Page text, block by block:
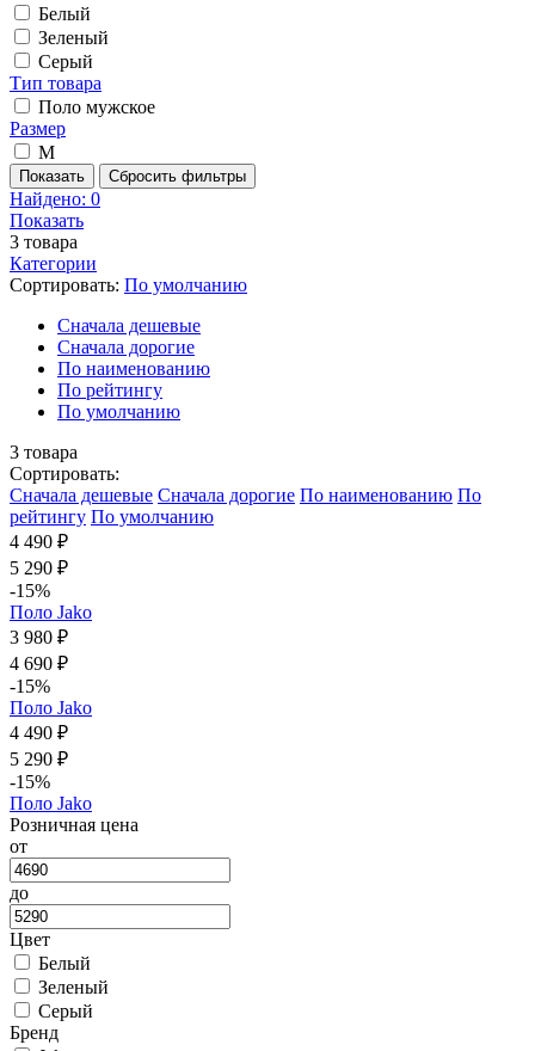
Белый
Зеленый
Серый
Тип товара
Поло мужское
Размер
M
Показать Сбросить фильтры
Найдено: 0
Показать
3 товара
Категории
Сортировать: По умолчанию
Cначала дешевые
Cначала дорогие
По наименованию
По рейтингу
По умолчанию
3 товара
Сортировать:
Cначала дешевые Cначала дорогие По наименованию По
рейтингу По умолчанию
4 490 ₽
5 290 ₽
-15%
Поло Jako
3 980 ₽
4 690 ₽
-15%
Поло Jako
4 490 ₽
5 290 ₽
-15%
Поло Jako
Розничная цена
от
до
Цвет
Белый
Зеленый
Серый
Бренд